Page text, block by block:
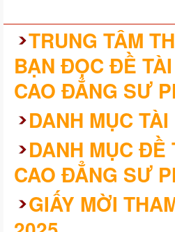
TRUNG TÂM
BẠN ĐỌC ĐỀ
CAO ĐẲNG SƯ
DANH MỤC
DANH MỤC
CAO ĐẲNG SƯ
GIẤY MỜI